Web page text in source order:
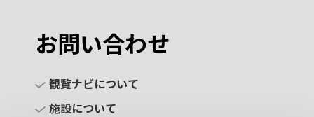
お問い合わせ
観覧ナビについて
施設について